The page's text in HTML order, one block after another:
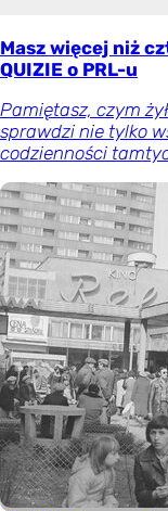
Masz więcej niż
QUIZIE o PRL-u
Pamiętasz, czym
sprawdzi nie tylko
codzienności